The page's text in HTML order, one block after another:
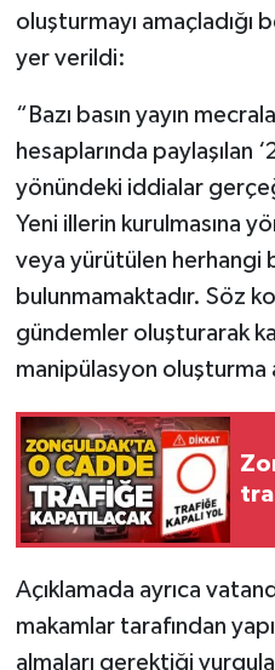
oluşturmayı amaçladığı
yer verildi:
“Bazı basın yayın
hesaplarında paylaşılan
yönündeki iddialar
Yeni illerin kurulmasına
veya yürütülen herhangi
bulunmamaktadır. Söz
gündemler oluşturarak
manipülasyon oluşturma
Açıklamada ayrıca
makamlar tarafından
almaları gerektiği
Sağlık
SİYASET
Spor
Ulusal
Yaşam